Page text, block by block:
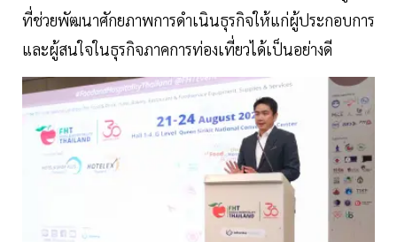
ที่ช่วยพัฒนาศักยภาพการดำเนินธุรกิจให้แก่ผู้ประกอบการ
และผู้สนใจในธุรกิจภาคการท่องเที่ยวได้เป็นอย่างดี